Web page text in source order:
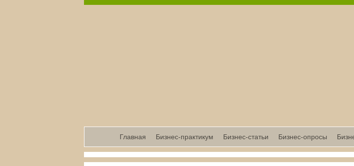
Главная Бизнес-практикум Бизнес-статьи Бизнес-опросы